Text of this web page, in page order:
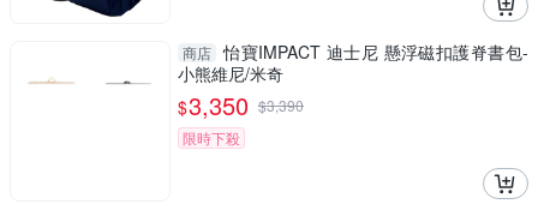
商店 怡寶IMPACT 迪士尼 懸浮磁扣護脊書包-
小熊維尼/米奇
$3,350 $3,390
限時下殺